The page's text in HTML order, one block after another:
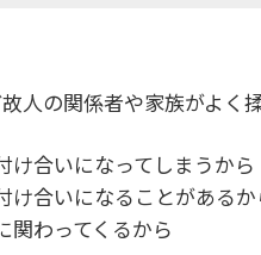
人の関係者や家族がよく
け合いになってしまうから
け合いになることがあるか
関わってくるから